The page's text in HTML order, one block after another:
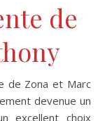
de
de Zona et Marc
devenue un
excellent choix